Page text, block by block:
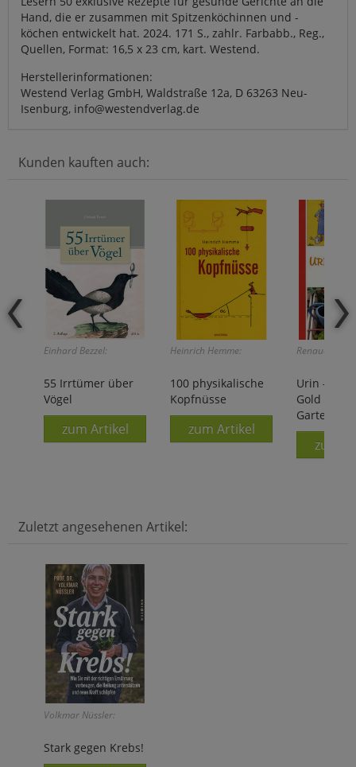
Hand, die er zusammen mit Spitzenköchinnen und -
köchen entwickelt hat. 2024. 171 S., zahlr. Farbabb., Reg.,
Quellen, Format: 16,5 x 23 cm, kart. Westend.
Herstellerinformationen:
Westend Verlag GmbH, Waldstraße 12a, D 63263 Neu-
Isenburg, info@westendverlag.de
Kunden kauften auch:
Einhard Bezzel:
55 Irrtümer über
Vögel
zum Artikel
Heinrich Hemme:
100 physikalische
Kopfnüsse
zum Artikel
Renaud de
Urin -
Gold für
Garten
zum
Zuletzt angesehenen Artikel:
Volkmar Nüssler:
Stark gegen Krebs!